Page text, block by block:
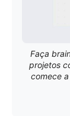
Faça
projetos
comece